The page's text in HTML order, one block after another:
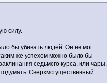
силу.
бы убивать людей. Он не мог
же успехом можно было бы
седьмого курса, или чары,
Сверхмогущественный